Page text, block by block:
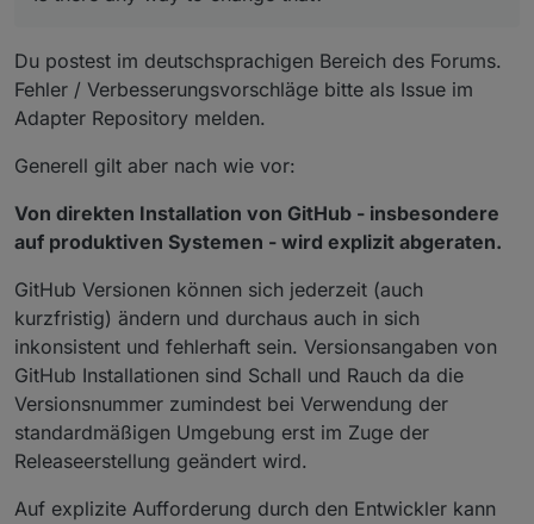
Du postest im deutschsprachigen Bereich des Forums.
Fehler / Verbesserungsvorschläge bitte als Issue im
Adapter Repository melden.
Generell gilt aber nach wie vor:
Von direkten Installation von GitHub - insbesondere
auf produktiven Systemen - wird explizit abgeraten.
GitHub Versionen können sich jederzeit (auch
kurzfristig) ändern und durchaus auch in sich
inkonsistent und fehlerhaft sein. Versionsangaben von
GitHub Installationen sind Schall und Rauch da die
Versionsnummer zumindest bei Verwendung der
standardmäßigen Umgebung erst im Zuge der
Releaseerstellung geändert wird.
Auf explizite Aufforderung durch den Entwickler kann